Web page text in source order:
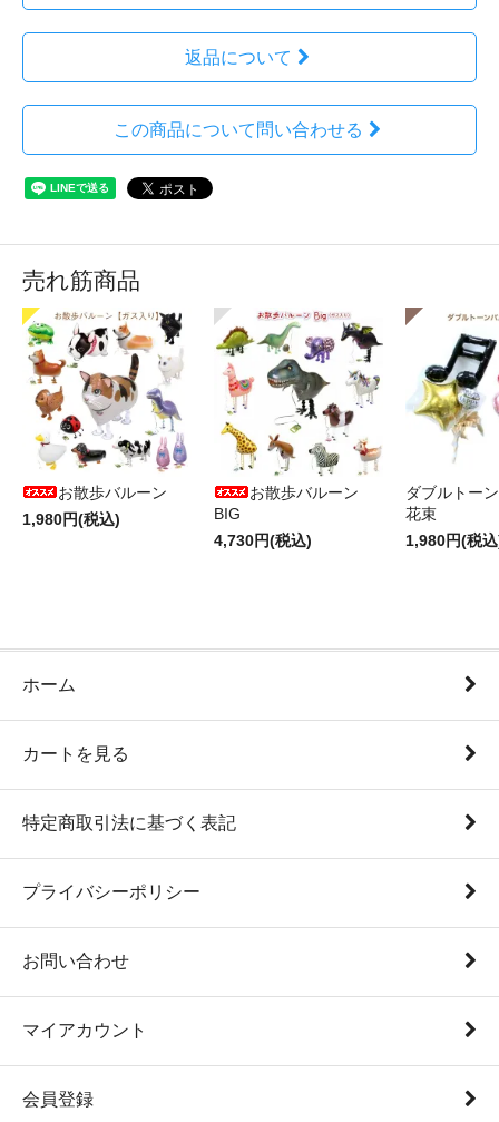
返品について
この商品について問い合わせる
売れ筋商品
お散歩バルーン
1,980円(税込)
お散歩バルーン
BIG
4,730円(税込)
ダブルトー
花束
1,980円(税
ホーム
カートを見る
特定商取引法に基づく表記
プライバシーポリシー
お問い合わせ
マイアカウント
会員登録